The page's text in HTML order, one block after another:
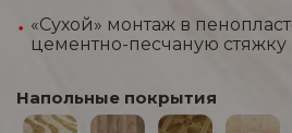
«Сухой» монтаж в
цементно-песчаную стяжку
Напольные покрытия